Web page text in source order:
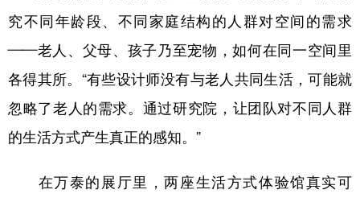
究不同年龄段、不同家庭结构的人群对空间的需求
——老人、父母、孩子乃至宠物，如何在同一空间里
各得其所。“有些设计师没有与老人共同生活，可能就
忽略了老人的需求。通过研究院，让团队对不同人群
的生活方式产生真正的感知。”
在万泰的展厅里，两座生活方式体验馆真实可